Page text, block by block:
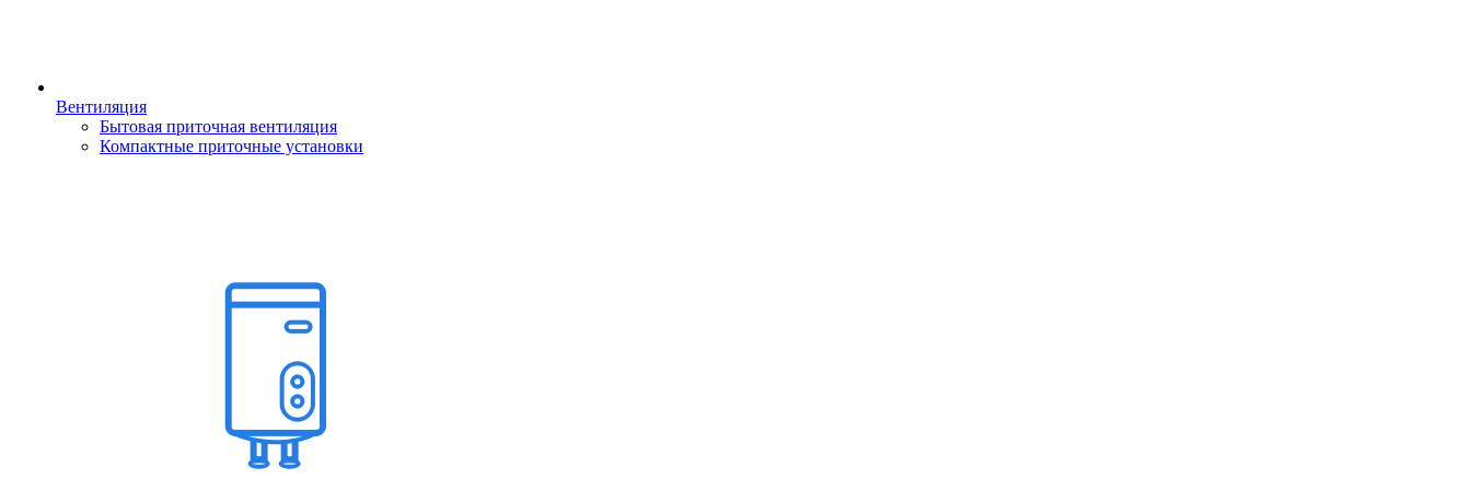
Вентиляция
Бытовая приточная вентиляция
Компактные приточные установки